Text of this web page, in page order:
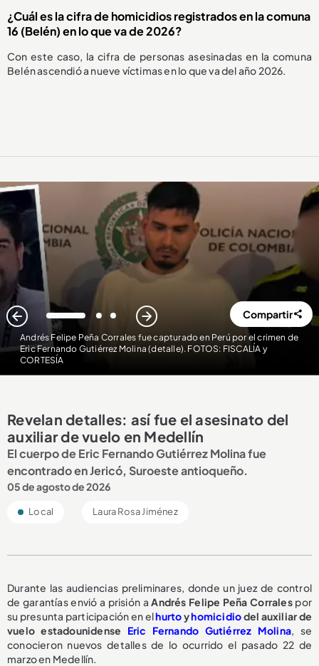
¿Cuál es la cifra de homicidios registrados en la comuna
16 (Belén) en lo que va de 2026?
Con este caso, la cifra de personas asesinadas en la comuna
Belén ascendió a nueve víctimas en lo que va del año 2026.
Andrés Felipe Peña Corrales fue capturado en Perú por el crimen de
Eric Fernando Gutiérrez Molina (detalle). FOTOS: FISCALÍA y
CORTESÍA
1 2 3 Compartir
Revelan detalles: así fue el asesinato del
auxiliar de vuelo en Medellín
El cuerpo de Eric Fernando Gutiérrez Molina fue
encontrado en Jericó, Suroeste antioqueño.
05 de agosto de 2026
Local Laura Rosa Jiménez
Durante las audiencias preliminares, donde un juez de control
de garantías envió a prisión aAndrés Felipe Peña Corralespor
su presunta participación en elhurtoyhomicidiodel auxiliar de
vuelo estadounidense Eric Fernando Gutiérrez Molina, se
conocieron nuevos detalles de lo ocurrido el pasado 22 de
marzo en Medellín.